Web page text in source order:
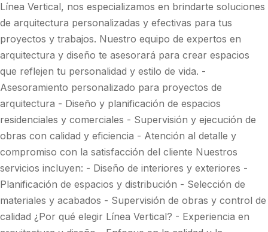
Línea Vertical, nos especializamos en brindarte soluciones
de arquitectura personalizadas y efectivas para tus
proyectos y trabajos. Nuestro equipo de expertos en
arquitectura y diseño te asesorará para crear espacios
que reflejen tu personalidad y estilo de vida. -
Asesoramiento personalizado para proyectos de
arquitectura - Diseño y planificación de espacios
residenciales y comerciales - Supervisión y ejecución de
obras con calidad y eficiencia - Atención al detalle y
compromiso con la satisfacción del cliente Nuestros
servicios incluyen: - Diseño de interiores y exteriores -
Planificación de espacios y distribución - Selección de
materiales y acabados - Supervisión de obras y control de
calidad ¿Por qué elegir Línea Vertical? - Experiencia en